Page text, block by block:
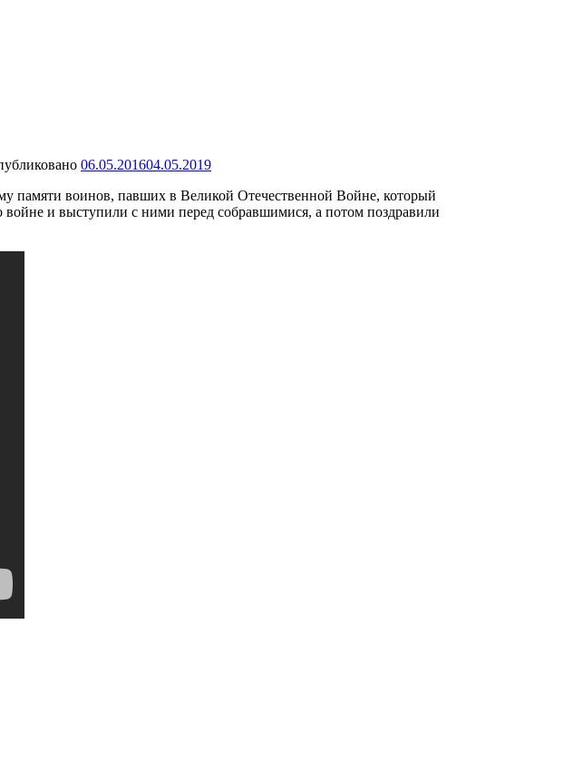
06.05.201604.05.2019
памяти воинов, павших в Великой Отечественной Войне, который
и выступили с ними перед собравшимися, а потом поздравили